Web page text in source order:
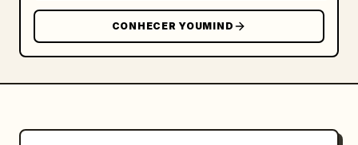
CONHECER YOUMIND